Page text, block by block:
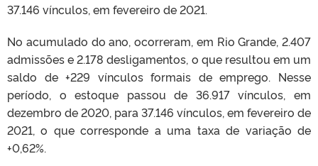
37.146 vínculos, em fevereiro de 2021.
No acumulado do ano, ocorreram, em Rio Grande, 2.407
admissões e 2.178 desligamentos, o que resultou em um
saldo de +229 vínculos formais de emprego. Nesse
período, o estoque passou de 36.917 vínculos, em
dezembro de 2020, para 37.146 vínculos, em fevereiro de
2021, o que corresponde a uma taxa de variação de
+0,62%.